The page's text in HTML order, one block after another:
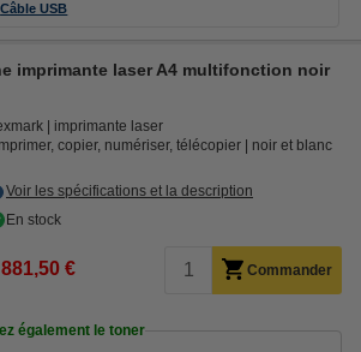
Câble USB
imprimante laser A4 multifonction noir
imprimante laser
copier, numériser, télécopier
noir et blanc
Voir les spécifications et la description
En stock
€ Commander
également le toner